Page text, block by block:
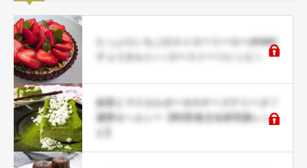
たっぷりいちごのストロベリーロー(RAW)
抹茶とマスカルポーネのチーズテリーヌ♡
濃厚＆ヘルシー【料理/食文化研究家レシ